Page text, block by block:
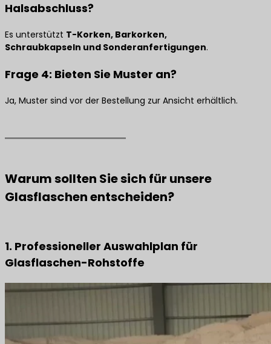
Halsabschluss?
Es unterstützt T-Korken, Barkorken,
Schraubkapseln und Sonderanfertigungen.
Frage 4: Bieten Sie Muster an?
Ja, Muster sind vor der Bestellung zur Ansicht erhältlich.
Warum sollten Sie sich für unsere
Glasflaschen entscheiden?
1. Professioneller Auswahlplan für
Glasflaschen-Rohstoffe